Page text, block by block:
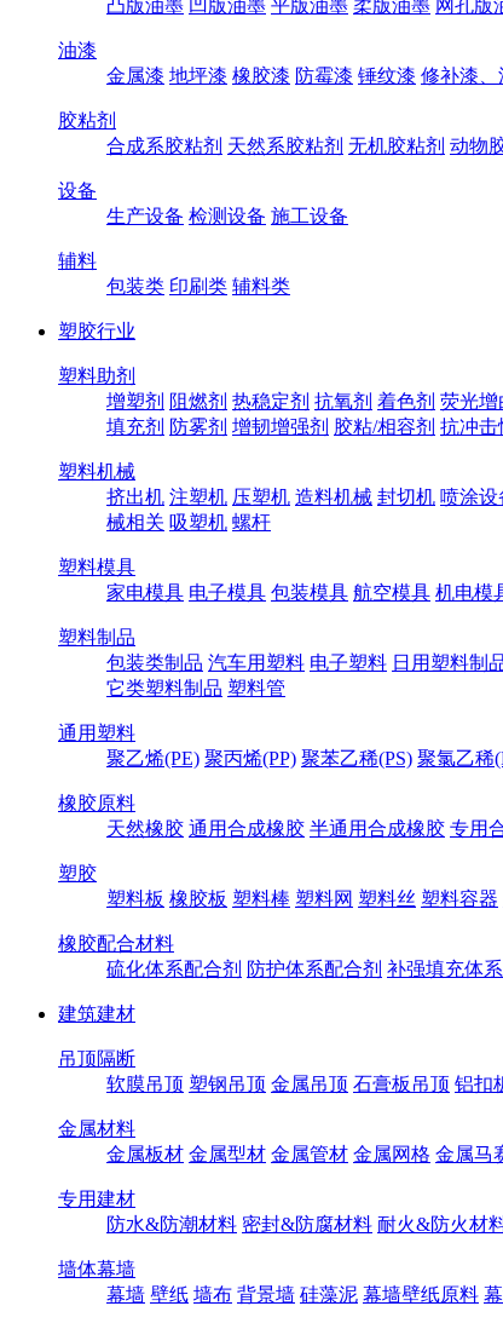
凸版油墨 凹版油墨 平版油墨 柔版油墨 网孔版
油漆
金属漆 地坪漆 橡胶漆 防霉漆 锤纹漆 修补漆、
胶粘剂
合成系胶粘剂 天然系胶粘剂 无机胶粘剂 动物
设备
生产设备 检测设备 施工设备
辅料
包装类 印刷类 辅料类
塑胶行业
塑料助剂
增塑剂 阻燃剂 热稳定剂 抗氧剂 着色剂 荧光增
填充剂 防雾剂 增韧增强剂 胶粘/相容剂 抗冲击
塑料机械
挤出机 注塑机 压塑机 造料机械 封切机 喷涂设
械相关 吸塑机 螺杆
塑料模具
家电模具 电子模具 包装模具 航空模具 机电模
塑料制品
包装类制品 汽车用塑料 电子塑料 日用塑料制
它类塑料制品 塑料管
通用塑料
聚乙烯(PE) 聚丙烯(PP) 聚苯乙稀(PS) 聚氯乙稀
橡胶原料
天然橡胶 通用合成橡胶 半通用合成橡胶 专用
塑胶
塑料板 橡胶板 塑料棒 塑料网 塑料丝 塑料容器
橡胶配合材料
硫化体系配合剂 防护体系配合剂 补强填充体
建筑建材
吊顶隔断
软膜吊顶 塑钢吊顶 金属吊顶 石膏板吊顶 铝扣
金属材料
金属板材 金属型材 金属管材 金属网格 金属马
专用建材
防水&防潮材料 密封&防腐材料 耐火&防火材
墙体幕墙
幕墙 壁纸 墙布 背景墙 硅藻泥 幕墙壁纸原料